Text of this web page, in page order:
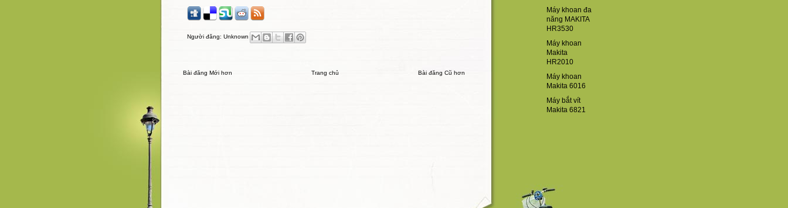
Máy khoan đa
năng MAKITA
HR3530
Máy khoan
Makita
HR2010
Máy khoan
Makita 6016
Máy bắt vít
Makita 6821
Người đăng: Unknown
Bài đăng Mới hơn Bài đăng Cũ hơn
Trang chủ